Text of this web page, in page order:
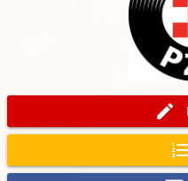
create
format_list_numbered